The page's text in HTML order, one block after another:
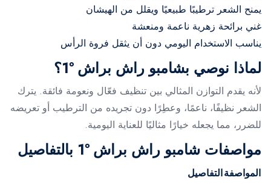
يمنح الشعر ترطيبًا طبيعيًا ويقلل من الهيشان
غني برائحة زهرية ناعمة ومنعشة
يناسب الاستخدام اليومي دون أن يثقل فروة الرأس
لماذا نوصي بشامبو راش براش °1؟
لأنه يقدم التوازن المثالي بين تنظيف فعّال ونعومة فائقة. يترك
الشعر نظيفًا، ناعمًا، وعطِرًا دون تجريده من الترطيب أو تعريضه
للضرر، مما يجعله خيارًا مثاليًا للعناية اليومية.
مواصفات شامبو راش براش °1 بالتفاصيل
المواصفةالتفاصيل